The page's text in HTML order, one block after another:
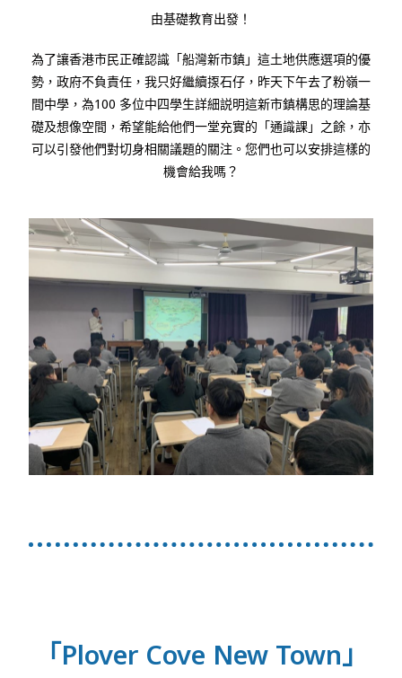
由基礎教育出發！
為了讓香港市民正確認識「船灣新市鎮」這土地供應選項的優
勢，政府不負責任，我只好繼續揼石仔，昨天下午去了粉嶺一
間中學，為100 多位中四學生詳細説明這新市鎮構思的理論基
礎及想像空間，希望能給他們一堂充實的「通識課」之餘，亦
可以引發他們對切身相關議題的關注。您們也可以安排這樣的
機會給我嗎？
「Plover Cove New Town」